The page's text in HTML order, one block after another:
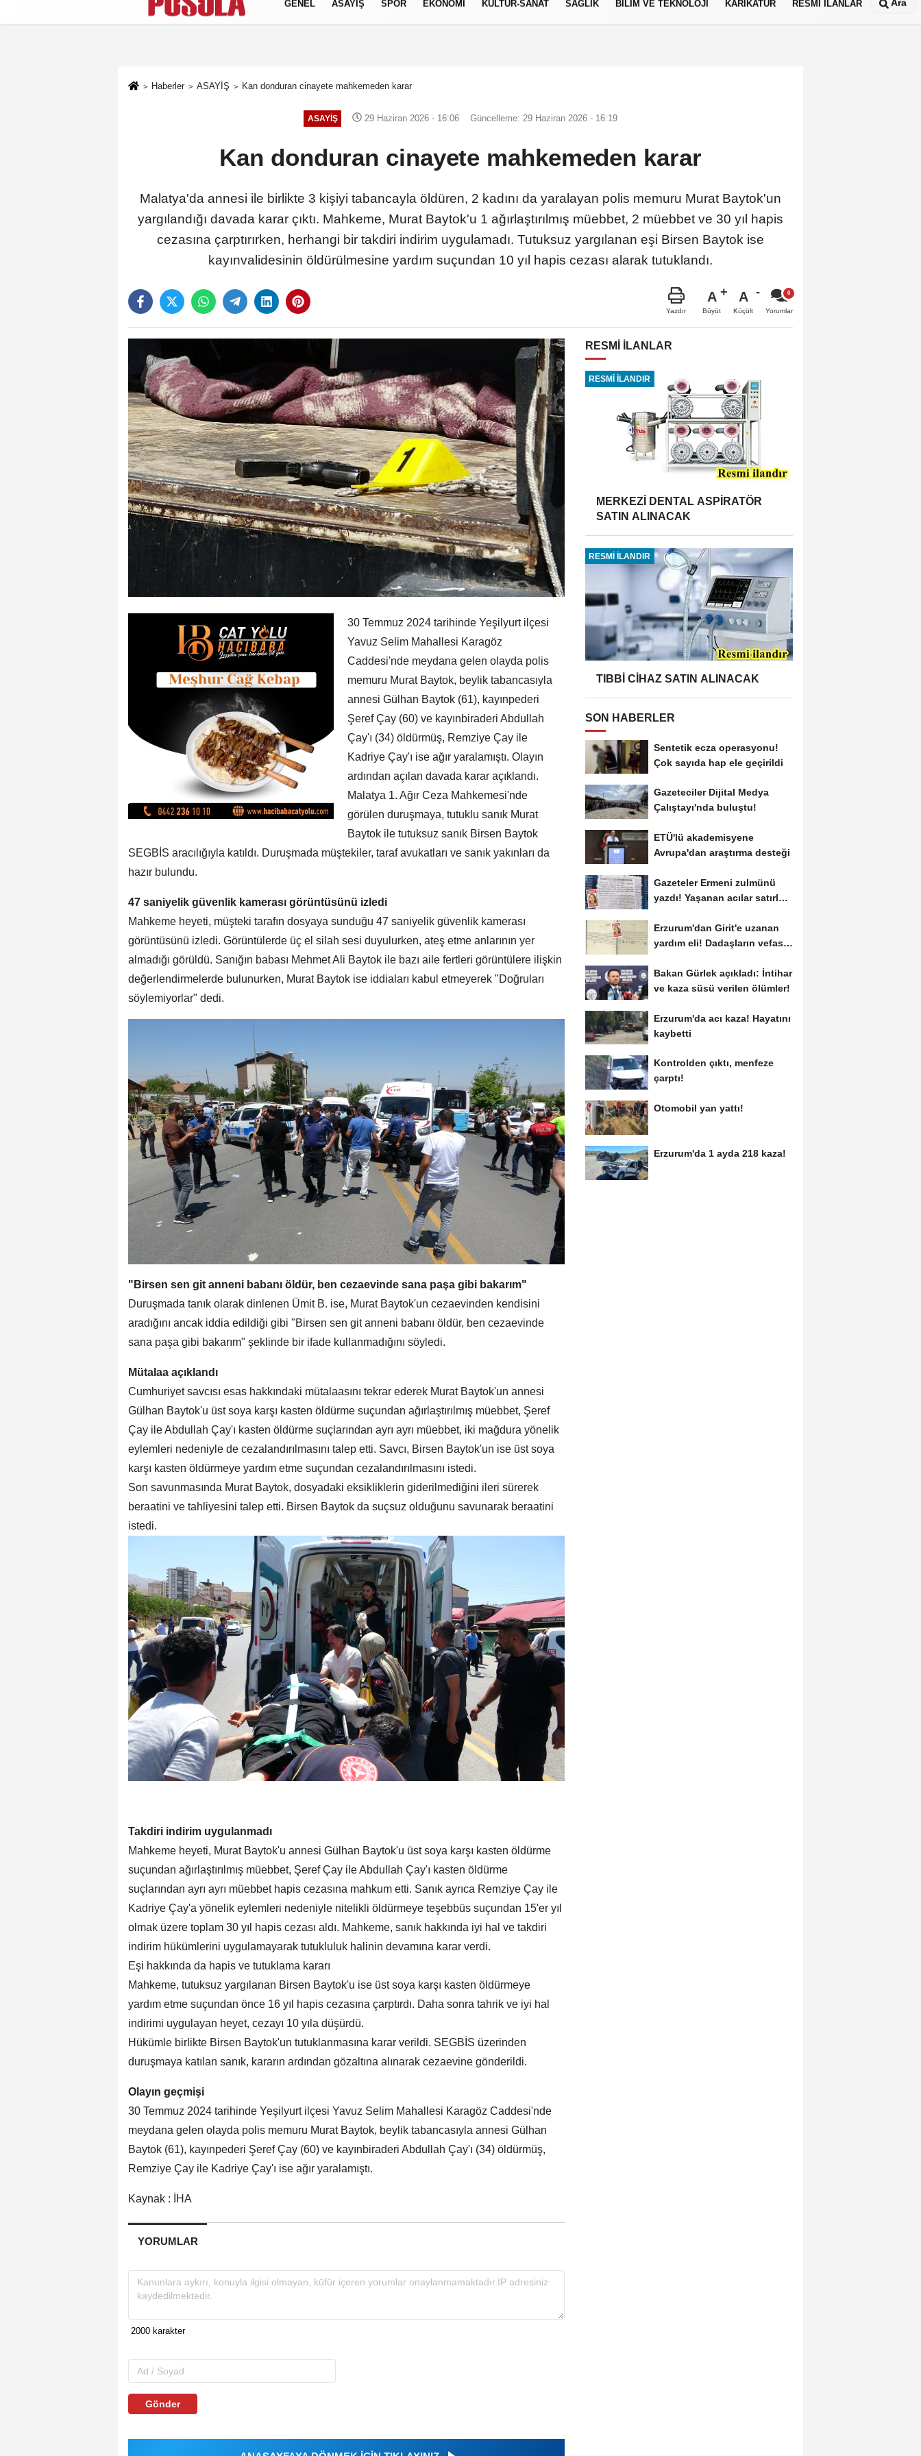
Künye İletişim Gizlilik Politikası
GENEL ASAYİŞ SPOR EKONOMİ KÜLTÜR-SANAT SAĞLIK BİLİM VE TEKNOLOJİ KARİKATÜR RESMİ İLANLAR Ara
Haberler ASAYİŞ Kan donduran cinayete mahkemeden karar
ASAYİŞ 29 Haziran 2026 - 16:06 Güncelleme: 29 Haziran 2026 - 16:19
Kan donduran cinayete mahkemeden karar
Malatya'da annesi ile birlikte 3 kişiyi tabancayla öldüren, 2 kadını da yaralayan polis memuru Murat Baytok'un
yargılandığı davada karar çıktı. Mahkeme, Murat Baytok'u 1 ağırlaştırılmış müebbet, 2 müebbet ve 30 yıl hapis
cezasına çarptırırken, herhangi bir takdiri indirim uygulamadı. Tutuksuz yargılanan eşi Birsen Baytok ise
kayınvalidesinin öldürülmesine yardım suçundan 10 yıl hapis cezası alarak tutuklandı.
Yazdır
A
Büyüt
A
Küçült Yorumlar
30 Temmuz 2024 tarihinde Yeşilyurt ilçesi
Yavuz Selim Mahallesi Karagöz
Caddesi'nde meydana gelen olayda polis
memuru Murat Baytok, beylik tabancasıyla
annesi Gülhan Baytok (61), kayınpederi
Şeref Çay (60) ve kayınbiraderi Abdullah
Çay'ı (34) öldürmüş, Remziye Çay ile
Kadriye Çay'ı ise ağır yaralamıştı. Olayın
ardından açılan davada karar açıklandı.
Malatya 1. Ağır Ceza Mahkemesi'nde
görülen duruşmaya, tutuklu sanık Murat
Baytok ile tutuksuz sanık Birsen Baytok
SEGBİS aracılığıyla katıldı. Duruşmada müştekiler, taraf avukatları ve sanık yakınları da
hazır bulundu.
47 saniyelik güvenlik kamerası görüntüsünü izledi
Mahkeme heyeti, müşteki tarafın dosyaya sunduğu 47 saniyelik güvenlik kamerası
görüntüsünü izledi. Görüntülerde üç el silah sesi duyulurken, ateş etme anlarının yer
almadığı görüldü. Sanığın babası Mehmet Ali Baytok ile bazı aile fertleri görüntülere ilişkin
değerlendirmelerde bulunurken, Murat Baytok ise iddiaları kabul etmeyerek "Doğruları
söylemiyorlar" dedi.
"Birsen sen git anneni babanı öldür, ben cezaevinde sana paşa gibi bakarım"
Duruşmada tanık olarak dinlenen Ümit B. ise, Murat Baytok'un cezaevinden kendisini
aradığını ancak iddia edildiği gibi "Birsen sen git anneni babanı öldür, ben cezaevinde
sana paşa gibi bakarım" şeklinde bir ifade kullanmadığını söyledi.
Mütalaa açıklandı
Cumhuriyet savcısı esas hakkındaki mütalaasını tekrar ederek Murat Baytok'un annesi
Gülhan Baytok'u üst soya karşı kasten öldürme suçundan ağırlaştırılmış müebbet, Şeref
Çay ile Abdullah Çay'ı kasten öldürme suçlarından ayrı ayrı müebbet, iki mağdura yönelik
eylemleri nedeniyle de cezalandırılmasını talep etti. Savcı, Birsen Baytok'un ise üst soya
karşı kasten öldürmeye yardım etme suçundan cezalandırılmasını istedi.
Son savunmasında Murat Baytok, dosyadaki eksikliklerin giderilmediğini ileri sürerek
beraatini ve tahliyesini talep etti. Birsen Baytok da suçsuz olduğunu savunarak beraatini
istedi.
Takdiri indirim uygulanmadı
Mahkeme heyeti, Murat Baytok'u annesi Gülhan Baytok'u üst soya karşı kasten öldürme
suçundan ağırlaştırılmış müebbet, Şeref Çay ile Abdullah Çay'ı kasten öldürme
suçlarından ayrı ayrı müebbet hapis cezasına mahkum etti. Sanık ayrıca Remziye Çay ile
Kadriye Çay'a yönelik eylemleri nedeniyle nitelikli öldürmeye teşebbüs suçundan 15'er yıl
olmak üzere toplam 30 yıl hapis cezası aldı. Mahkeme, sanık hakkında iyi hal ve takdiri
indirim hükümlerini uygulamayarak tutukluluk halinin devamına karar verdi.
Eşi hakkında da hapis ve tutuklama kararı
Mahkeme, tutuksuz yargılanan Birsen Baytok'u ise üst soya karşı kasten öldürmeye
yardım etme suçundan önce 16 yıl hapis cezasına çarptırdı. Daha sonra tahrik ve iyi hal
indirimi uygulayan heyet, cezayı 10 yıla düşürdü.
Hükümle birlikte Birsen Baytok'un tutuklanmasına karar verildi. SEGBİS üzerinden
duruşmaya katılan sanık, kararın ardından gözaltına alınarak cezaevine gönderildi.
Olayın geçmişi
30 Temmuz 2024 tarihinde Yeşilyurt ilçesi Yavuz Selim Mahallesi Karagöz Caddesi'nde
meydana gelen olayda polis memuru Murat Baytok, beylik tabancasıyla annesi Gülhan
Baytok (61), kayınpederi Şeref Çay (60) ve kayınbiraderi Abdullah Çay'ı (34) öldürmüş,
Remziye Çay ile Kadriye Çay'ı ise ağır yaralamıştı.
Kaynak : İHA
YORUMLAR
Gönder
RESMİ İLANLAR
RESMİ İLANDIR
MERKEZİ DENTAL ASPİRATÖR
SATIN ALINACAK
RESMİ İLANDIR
TIBBİ CİHAZ SATIN ALINACAK
SON HABERLER
Sentetik ecza operasyonu!
Çok sayıda hap ele geçirildi
Gazeteciler Dijital Medya
Çalıştayı'nda buluştu!
ETÜ'lü akademisyene
Avrupa'dan araştırma desteği
Gazeteler Ermeni zulmünü
yazdı! Yaşanan acılar satırlara
Erzurum'dan Girit'e uzanan
yardım eli! Dadaşların vefası
Bakan Gürlek açıkladı: İntihar
ve kaza süsü verilen ölümler!
Erzurum'da acı kaza! Hayatını
kaybetti
Kontrolden çıktı, menfeze
çarptı!
Otomobil yan yattı!
Erzurum'da 1 ayda 218 kaza!